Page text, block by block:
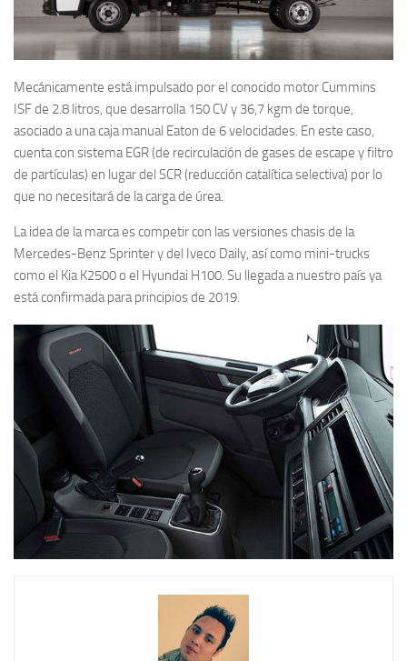
Mecánicamente está impulsado por el conocido motor Cummins
ISF de 2.8 litros, que desarrolla 150 CV y 36,7 kgm de torque,
asociado a una caja manual Eaton de 6 velocidades. En este caso,
cuenta con sistema EGR (de recirculación de gases de escape y filtro
de partículas) en lugar del SCR (reducción catalítica selectiva) por lo
que no necesitará de la carga de úrea.
La idea de la marca es competir con las versiones chasis de la
Mercedes-Benz Sprinter y del Iveco Daily, así como mini-trucks
como el Kia K2500 o el Hyundai H100. Su llegada a nuestro país ya
está confirmada para principios de 2019.